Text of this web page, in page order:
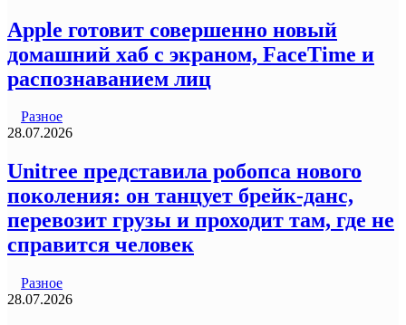
Apple готовит совершенно новый
домашний хаб с экраном, FaceTime и
распознаванием лиц
Разное
28.07.2026
Unitree представила робопса нового
поколения: он танцует брейк-данс,
перевозит грузы и проходит там, где не
справится человек
Разное
28.07.2026